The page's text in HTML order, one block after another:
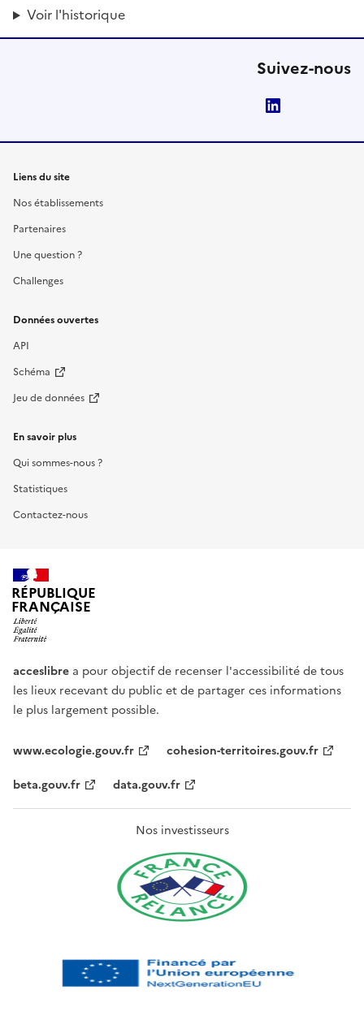
Voir l'historique
Suivez-nous
Liens du site
Nos établissements
Partenaires
Une question ?
Challenges
Données ouvertes
API
Schéma
Jeu de données
En savoir plus
Qui sommes-nous ?
Statistiques
Contactez-nous
RÉPUBLIQUE
FRANÇAISE
acceslibre a pour objectif de recenser l'accessibilité de tous
les lieux recevant du public et de partager ces informations
le plus largement possible.
www.ecologie.gouv.fr
cohesion-territoires.gouv.fr
beta.gouv.fr
data.gouv.fr
Nos investisseurs